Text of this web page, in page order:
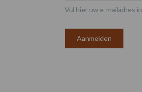
Vul hier uw e-mailadres in